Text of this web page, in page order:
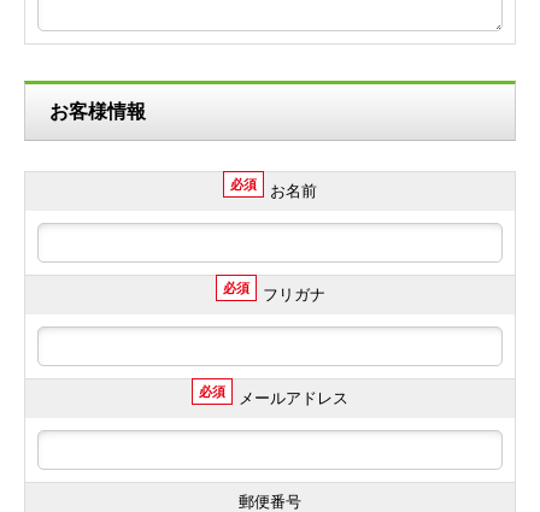
お客様情報
必須 お名前
必須 フリガナ
必須 メールアドレス
郵便番号